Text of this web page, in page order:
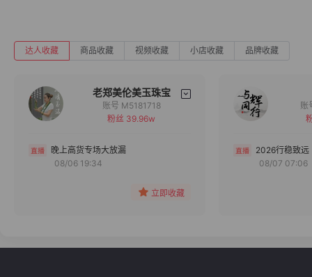
达人收藏 商品收藏 视频收藏 小店收藏 品牌收藏
老郑美伦美玉珠宝
备注
分组
账号 M5181718
粉丝 39.96w
晚上高货专场大放漏
08/06 19:34
立即收藏
2026行稳致远
08/07 07:06